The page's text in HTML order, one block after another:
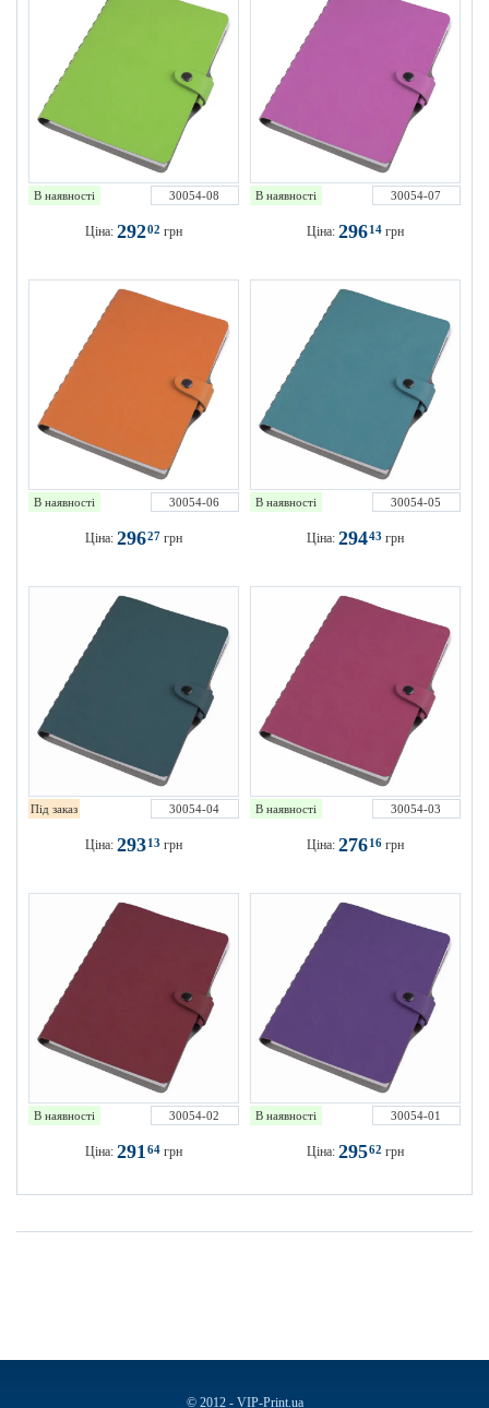
В наявності 30054-08
Ціна: 29202 грн
В наявності 30054-07
Ціна: 29614 грн
В наявності 30054-06
Ціна: 29627 грн
В наявності 30054-05
Ціна: 29443 грн
Під заказ 30054-04
Ціна: 29313 грн
В наявності 30054-03
Ціна: 27616 грн
В наявності 30054-02
Ціна: 29164 грн
В наявності 30054-01
Ціна: 29562 грн
© 2012 - VIP-Print.ua